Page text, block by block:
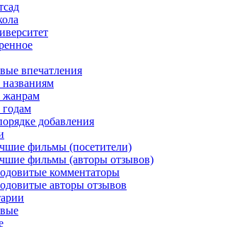
впечатления
добавления
фильмы (посетители)
фильмы (авторы отзывов)
комментаторы
авторы отзывов